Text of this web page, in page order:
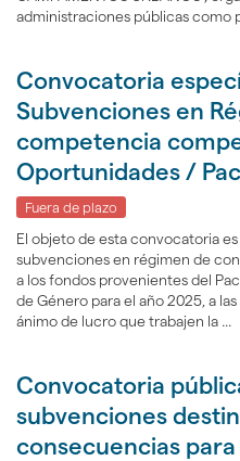
administraciones públicas como
Convocatoria
Subvenciones en
competencia
Oportunidades /
Fuera de plazo
El objeto de esta convocatoria
subvenciones en régimen de
a los fondos provenientes del
de Género para el año 2025, a
ánimo de lucro que trabajen la ...
Convocatoria
subvenciones
consecuencias